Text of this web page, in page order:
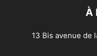
À
13 Bis avenue de